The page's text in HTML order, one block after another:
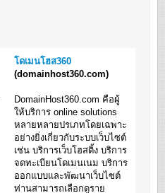
โดเมนโฮส360
(domainhost360.com)
DomainHost360.com คือผู้
ให้บริการ online solutions
หลายหลายปรเภทโดยเฉพาะ
อย่างยิ่งเกี่ยวกับระบบเว็บไซต์
เช่น บริการเว็บโฮสติ้ง บริการ
จดทะเบียนโดเมนเนม บริการ
ออกแบบและพัฒนาเว็บไซต์
ท่านสามารถเลือกดูราย